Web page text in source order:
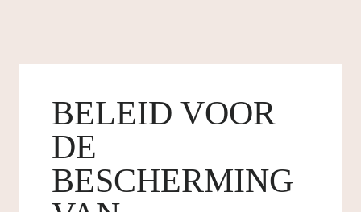
BELEID VOOR
DE
BESCHERMING